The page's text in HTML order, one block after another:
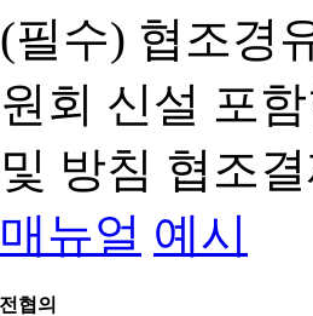
(필수) 협조경
원회 신설 포
및 방침 협조결
매뉴얼 예시
협의